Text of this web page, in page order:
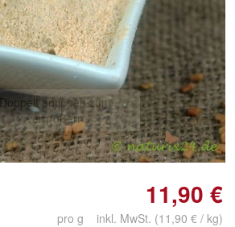
Doppelt antippen zum
vergrößern
11,90 €
pro g inkl. MwSt. (11,90 € / kg)